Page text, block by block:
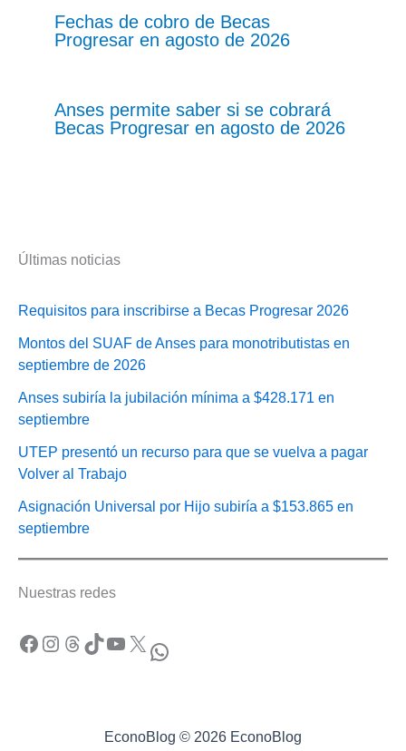
Fechas de cobro de Becas
Progresar en agosto de 2026
Anses permite saber si se cobrará
Becas Progresar en agosto de 2026
Últimas noticias
Requisitos para inscribirse a Becas Progresar 2026
Montos del SUAF de Anses para monotributistas en
septiembre de 2026
Anses subiría la jubilación mínima a $428.171 en
septiembre
UTEP presentó un recurso para que se vuelva a pagar
Volver al Trabajo
Asignación Universal por Hijo subiría a $153.865 en
septiembre
Nuestras redes
Facebook Instagram Threads TikTok YouTube X WhatsApp
EconoBlog © 2026 EconoBlog